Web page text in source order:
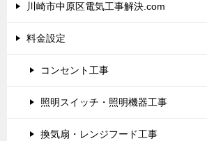
川崎市中原区電気工事解決.com
料金設定
コンセント工事
照明スイッチ・照明機器工事
換気扇・レンジフード工事